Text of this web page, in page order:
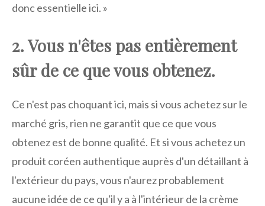
donc essentielle ici. »
2. Vous n'êtes pas entièrement
sûr de ce que vous obtenez.
Ce n'est pas choquant ici, mais si vous achetez sur le
marché gris, rien ne garantit que ce que vous
obtenez est de bonne qualité. Et si vous achetez un
produit coréen authentique auprès d'un détaillant à
l'extérieur du pays, vous n'aurez probablement
aucune idée de ce qu'il y a à l'intérieur de la crème